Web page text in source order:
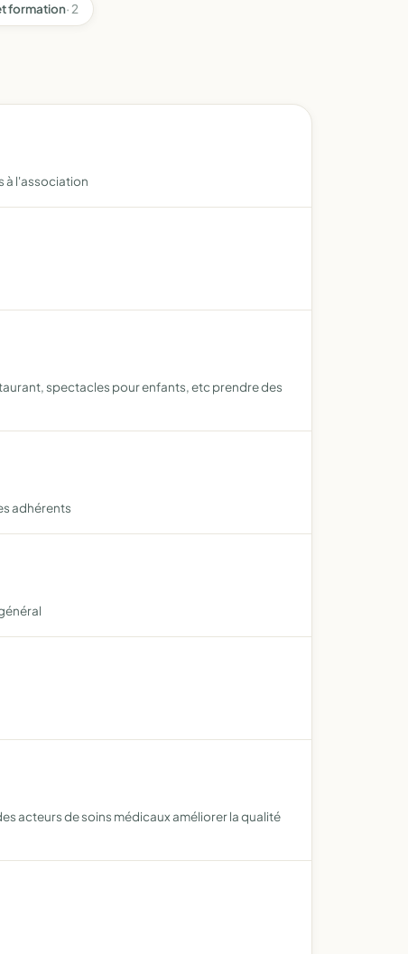
formation· 2
à l'association
spectacles pour enfants, etc prendre des
adhérents
acteurs de soins médicaux améliorer la qualité